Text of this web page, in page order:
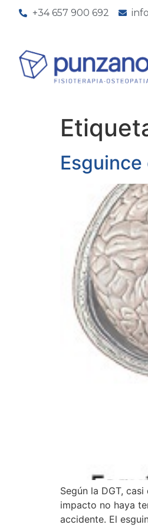
+34 657 900 692
Según la DGT,
impacto no haya
accidente. El